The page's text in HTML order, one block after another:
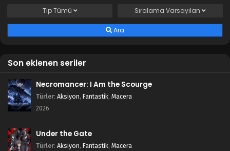
TipTümü Sıralama Varsayılan
Ara
Son eklenen seriler
Necromancer: I Am the Scourge
Türler: Aksiyon, Fantastik, Macera
2026
Under the Gate
Türler: Aksiyon, Fantastik, Macera